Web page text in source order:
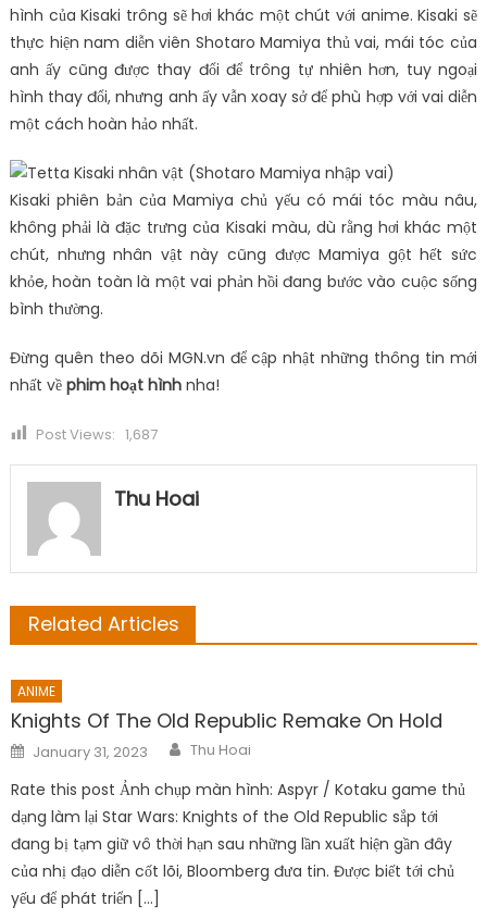
hình của Kisaki trông sẽ hơi khác một chút với anime. Kisaki sẽ
thực hiện nam diễn viên Shotaro Mamiya thủ vai, mái tóc của
anh ấy cũng được thay đổi để trông tự nhiên hơn, tuy ngoại
hình thay đổi, nhưng anh ấy vẫn xoay sở để phù hợp với vai diễn
một cách hoàn hảo nhất.
Kisaki phiên bản của Mamiya chủ yếu có mái tóc màu nâu,
không phải là đặc trưng của Kisaki màu, dù rằng hơi khác một
chút, nhưng nhân vật này cũng được Mamiya gột hết sức
khỏe, hoàn toàn là một vai phản hồi đang bước vào cuộc sống
bình thường.
Đừng quên theo dõi MGN.vn để cập nhật những thông tin mới
nhất về phim hoạt hìnhnha!
Post Views: 1,687
Thu Hoai
Related Articles
ANIME
Knights Of The Old Republic Remake On Hold
Posted
on
January 31, 2023 Author
Thu Hoai
Rate this post Ảnh chụp màn hình: Aspyr / Kotaku game thủ
dạng làm lại Star Wars: Knights of the Old Republic sắp tới
đang bị tạm giữ vô thời hạn sau những lần xuất hiện gần đây
của nhị đạo diễn cốt lõi, Bloomberg đưa tin. Được biết tới chủ
yếu để phát triển […]